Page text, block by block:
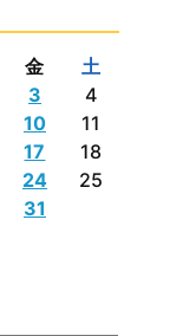
金
土
3
4
10
11
17
18
24
25
31